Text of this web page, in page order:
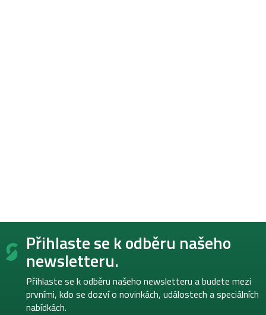
Z
Přihlaste se k odběru našeho
newsletteru.
Přihlaste se k odběru našeho newsletteru a budete mezi
prvními, kdo se dozví o novinkách, událostech a speciálních
nabídkách.